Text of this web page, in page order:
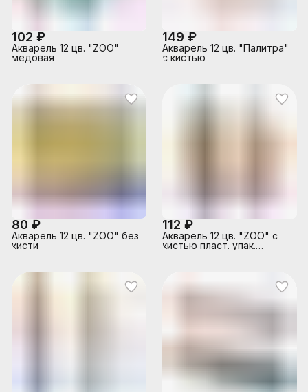
102 ₽
Акварель 12 цв. "ZOO"
медовая
149 ₽
Акварель 12 цв. "Палитра"
с кистью
80 ₽
Акварель 12 цв. "ZOO" без
кисти
112 ₽
Акварель 12 цв. "ZOO" с
кистью пласт. упак.